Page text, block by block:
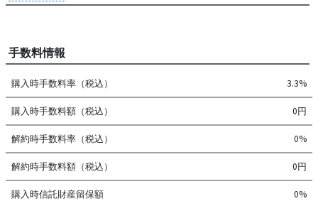
手数料情報
購入時手数料率（税込） 3.3%
購入時手数料額（税込） 0円
解約時手数料率（税込） 0%
解約時手数料額（税込） 0円
購入時信託財産留保額 0%